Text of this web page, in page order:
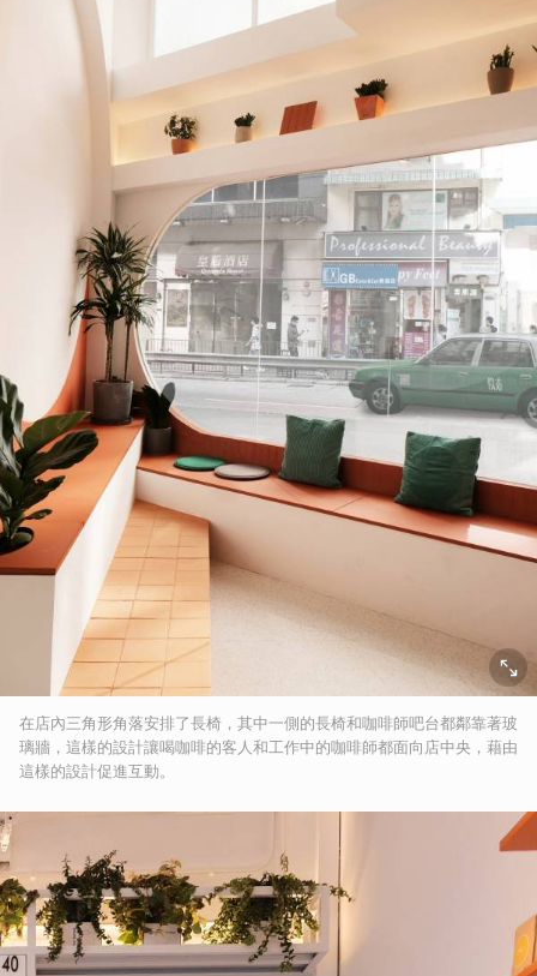
在店內三角形角落安排了長椅，其中一側的長椅和咖啡師吧台都鄰靠著玻
璃牆，這樣的設計讓喝咖啡的客人和工作中的咖啡師都面向店中央，藉由
這樣的設計促進互動。